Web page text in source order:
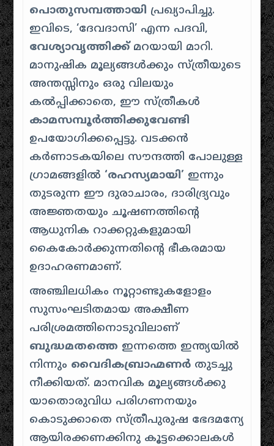
പൊതുസമ്പത്തായി പ്രഖ്യാപിച്ചു.
ഇവിടെ, ‘ദേവദാസി’ എന്ന പദവി,
വേശ്യാവൃത്തിക്ക്മറയായി മാറി.
മാനുഷിക മൂല്യങ്ങൾക്കും സ്ത്രീയുടെ
അന്തസ്സിനും ഒരു വിലയും
കൽപ്പിക്കാതെ, ഈ സ്ത്രീകൾ
കാമസമ്പൂർത്തിക്കുവേണ്ടി
ഉപയോഗിക്കപ്പെട്ടു. വടക്കൻ
കർണാടകയിലെ സൗന്ദത്തി പോലുള്ള
ഗ്രാമങ്ങളിൽ‘രഹസ്യമായി’ ഇന്നും
തുടരുന്ന ഈ ദുരാചാരം, ദാരിദ്ര്യവും
അജ്ഞതയും ചൂഷണത്തിൻ്റെ
ആധുനിക റാക്കറ്റുകളുമായി
കൈകോർക്കുന്നതിൻ്റെ ഭീകരമായ
ഉദാഹരണമാണ്.
അഞ്ചിലധികം നൂറ്റാണ്ടുകളോളം
സുസംഘടിതമായ അക്ഷീണ
പരിശ്രമത്തിനൊടുവിലാണ്
ബുദ്ധമതത്തെ ഇന്നത്തെ ഇന്ത്യയിൽ
നിന്നും വൈദികബ്രാഹ്മണർ തുടച്ചു
നീക്കിയത്. മാനവിക മൂല്യങ്ങൾക്കു
യാതൊരുവിധ പരിഗണനയും
കൊടുക്കാതെ സ്ത്രീപുരുഷ ഭേദമന്യേ
ആയിരക്കണക്കിനു കൂട്ടക്കൊലകൾ